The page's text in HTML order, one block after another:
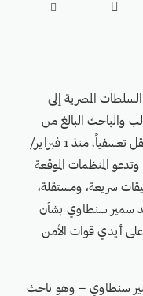
السلطات المصرية إلى
البالغ من
العمر 29 عاماً أحمد سمير سنطاوي، المعتقل تعسفياً، منذ 1 فبراير/
المنظمات الموقعة
سريعة، ومستقلة،
سنطاوي بشأن
أيدي قوات الأمن
سنطاوي – وهو باحث